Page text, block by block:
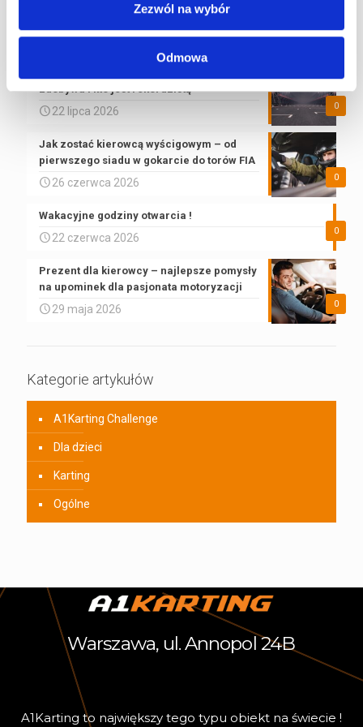
Zezwól na wybór
Odmowa
0
wyścigu długodystansowym na świecie
30 lipca 2026
0
zdobywa i kto jest rekordzistą
22 lipca 2026
0
Jak zostać kierowcą wyścigowym – od
pierwszego siadu w gokarcie do torów FIA
26 czerwca 2026
0
Wakacyjne godziny otwarcia !
22 czerwca 2026
0
Prezent dla kierowcy – najlepsze pomysły
na upominek dla pasjonata motoryzacji
29 maja 2026
Kategorie artykułów
A1Karting Challenge
Dla dzieci
Karting
Ogólne
Warszawa, ul. Annopol 24B
A1Karting to największy tego typu obiekt na świecie !